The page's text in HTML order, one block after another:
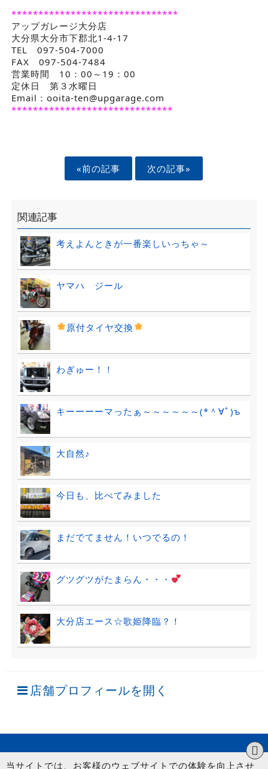
*******************************
アップガレージ大分店
大分県大分市下郡北1-4-17
TEL 097-504-7000
FAX 097-504-7484
営業時間 10：00～19：00
定休日 第３水曜日
Email：ooita-ten@upgarage.com
******************************
«前の記事 次の記事»
関連記事
考えよんときが一番楽しいっちゃ～
ヤマハ ジール
原付タイヤ交換
わぎゅー！！
キーーーーマったぁ～～～～～～(*＾∀ﾟ)ъ
大自然♪
今日も、比べてみました
まだでてません！いつでるの！
グツグツがたまらん・・・
大分店エース☆歌姫降臨？！
店舗プロフィールを開く
当サイトでは、お客様のウェブサイトでの体験を向上させ